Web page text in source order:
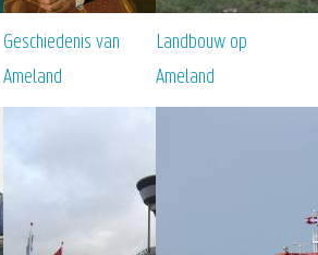
Geschiedenis van
Ameland
Landbouw op
Ameland